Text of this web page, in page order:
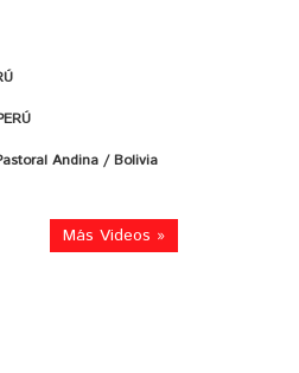
Andina / Bolivia
Más Videos »